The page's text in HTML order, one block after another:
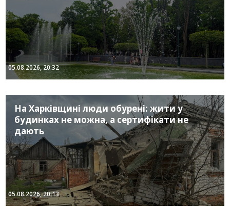
05.08.2026, 20:32
На Харківщині люди обурені: жити у
будинках не можна, а сертифікати не
дають
05.08.2026, 20:13